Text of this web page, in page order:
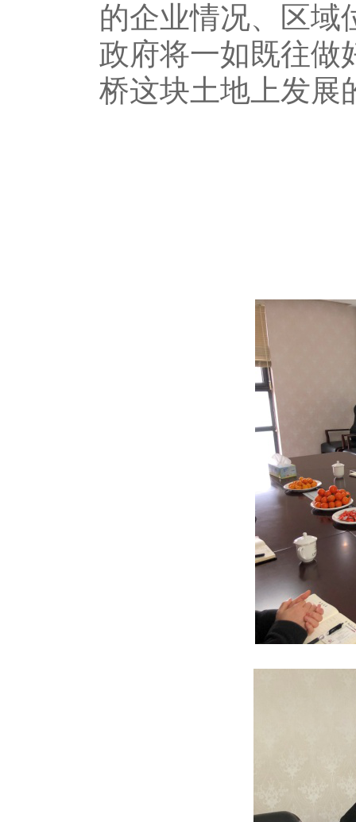
的企业情况、区域
政府将一如既往做
桥这块土地上发展